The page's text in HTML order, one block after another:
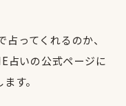
ってくれるのか、
占いの公式ページに
す。